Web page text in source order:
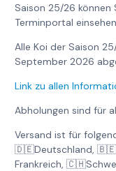
Saison 25/26 können
Terminportal
Alle Koi der Saison
September 2026
Link zu allen
Abholungen sind für
Versand ist für
🇩🇪Deutschland,
Frankreich,